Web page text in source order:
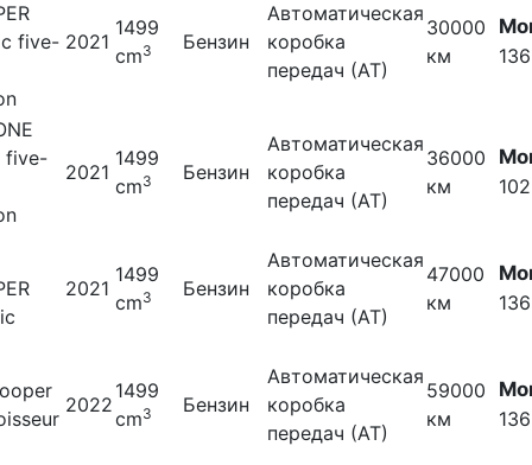
five- 2021
1499
cm3 Бензин
Автоматическая
коробка
передач (АТ)
30000
км
five-
2021
1499
cm3 Бензин
Автоматическая
коробка
передач (АТ)
36000
км
2021
1499
cm3 Бензин
Автоматическая
коробка
передач (АТ)
47000
км
2022
1499
cm3 Бензин
Автоматическая
коробка
передач (АТ)
59000
км